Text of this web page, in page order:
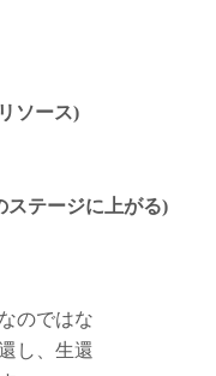
ソース)
ステージに上がる)
のではな
し、生還